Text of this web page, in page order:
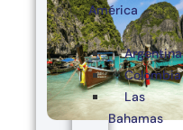
América
Argentina
Colombia
Las
Bahamas